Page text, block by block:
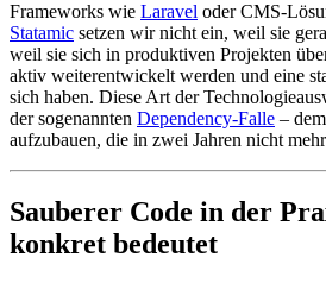
Frameworks wie Laravel oder CMS-
Statamic setzen wir nicht ein, weil sie
weil sie sich in produktiven Projekten
aktiv weiterentwickelt werden und eine
sich haben. Diese Art der
der sogenannten Dependency-Falle –
aufzubauen, die in zwei Jahren nicht
Sauberer Code in der
konkret bedeutet